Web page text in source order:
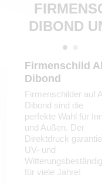
DIBOND
Firmenschild
Dibond
Firmenschilder auf
Dibond sind die
perfekte Wahl für
und Außen. Der
Direktdruck
UV- und
für viele Jahre!